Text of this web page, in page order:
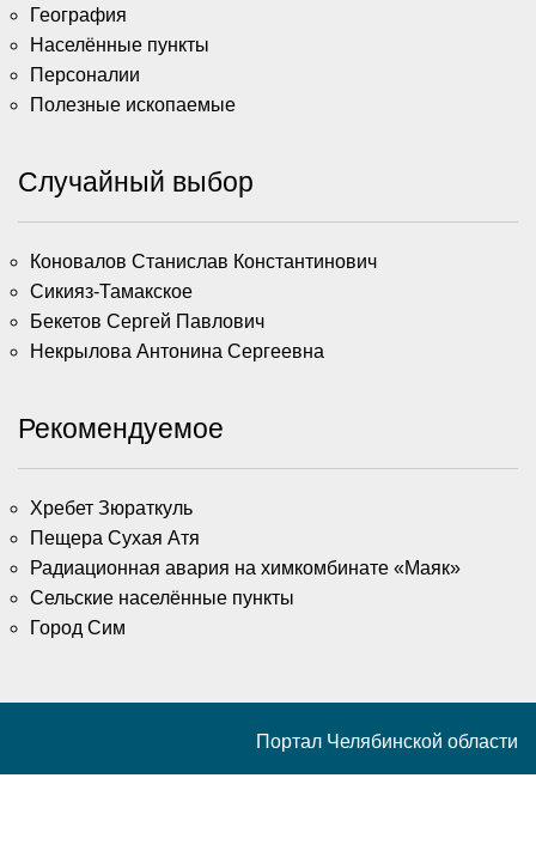
География
Населённые пункты
Персоналии
Полезные ископаемые
Случайный выбор
Коновалов Станислав Константинович
Сикияз-Тамакское
Бекетов Сергей Павлович
Некрылова Антонина Сергеевна
Рекомендуемое
Хребет Зюраткуль
Пещера Сухая Атя
Радиационная авария на химкомбинате «Маяк»
Сельские населённые пункты
Город Сим
Портал Челябинской области